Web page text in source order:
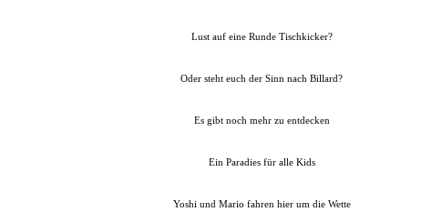
Lust auf eine Runde Tischkicker?
Oder steht euch der Sinn nach Billard?
Es gibt noch mehr zu entdecken
Ein Paradies für alle Kids
Yoshi und Mario fahren hier um die Wette